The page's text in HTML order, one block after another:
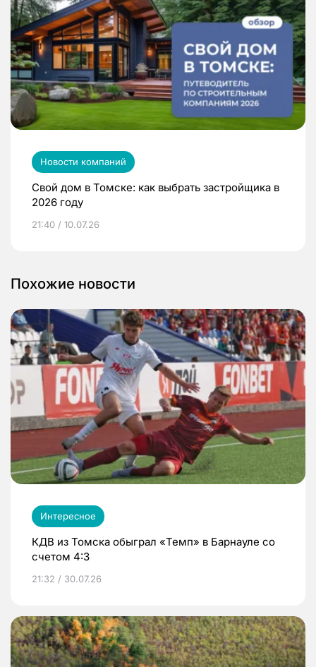
Новости компаний
Свой дом в Томске: как выбрать застройщика в
2026 году
21:40 / 10.07.26
Похожие новости
Интересное
КДВ из Томска обыграл «Темп» в Барнауле со
счетом 4:3
21:32 / 30.07.26